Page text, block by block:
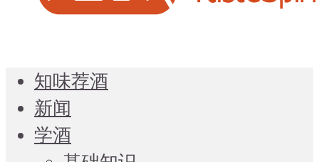
知味荐酒
新闻
学酒